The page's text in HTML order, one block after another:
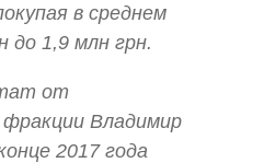
в среднем
до 1,9 млн грн.
от
Владимир
2017 года